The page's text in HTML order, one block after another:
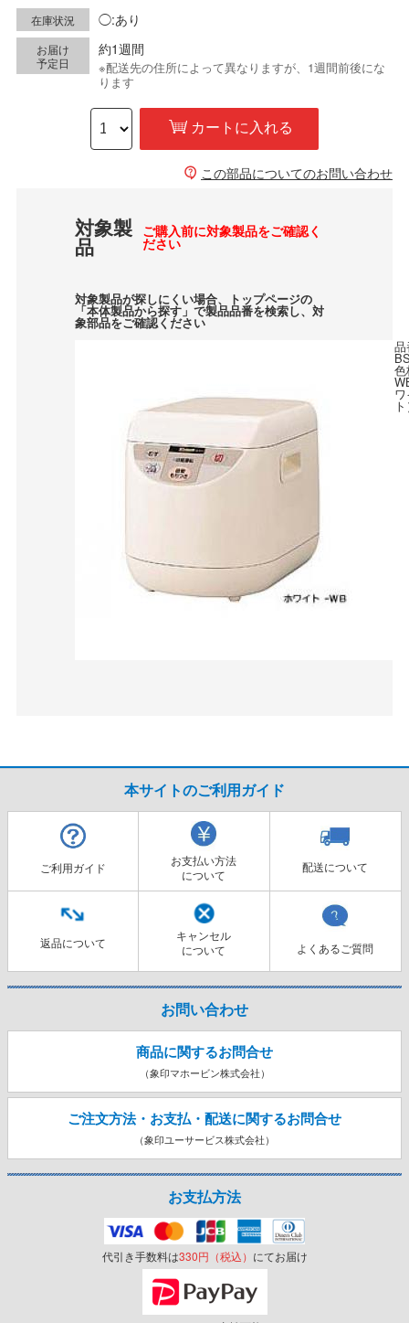
在庫状況 ◯:あり
お届け
予定日
約1週間
※配送先の住所によって異なりますが、1週間前後にな
ります
カートに入れる
この部品についてのお問い合わせ
対象製
品
ご購入前に対象製品をご確認く
ださい
対象製品が探しにくい場合、トップページの
「本体製品から探す」で製品品番を検索し、対
象部品をご確認ください
本サイトのご利用ガイド
ご利用ガイド
お支払い方法
について
配送について
返品について
キャンセル
について
よくあるご質問
お問い合わせ
商品に関するお問合せ
（象印マホービン株式会社）
ご注文方法・お支払・配送に関するお問合せ
（象印ユーサービス株式会社）
お支払方法
代引き手数料は330円（税込） にてお届け